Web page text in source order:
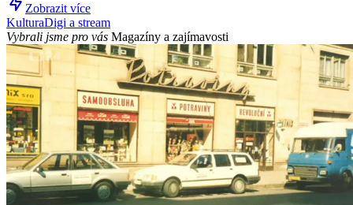
Zobrazit více
KulturaDigi a stream
Vybrali jsme pro vás Magazíny a zajímavosti